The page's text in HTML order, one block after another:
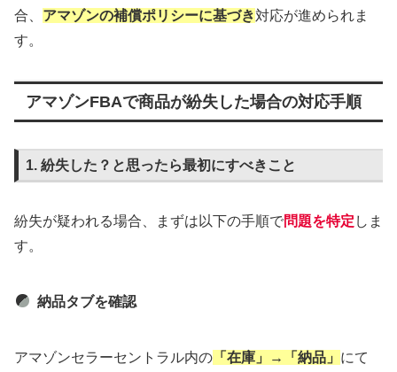
合、 アマゾンの補償ポリシーに基づき対応が進められま
す。
アマゾンFBAで商品が紛失した場合の対応手順
1. 紛失した？と思ったら最初にすべきこと
紛失が疑われる場合、まずは以下の手順で問題を特定 しま
す。
納品タブを確認
アマゾンセラーセントラル内の 「在庫」→「納品」 にて